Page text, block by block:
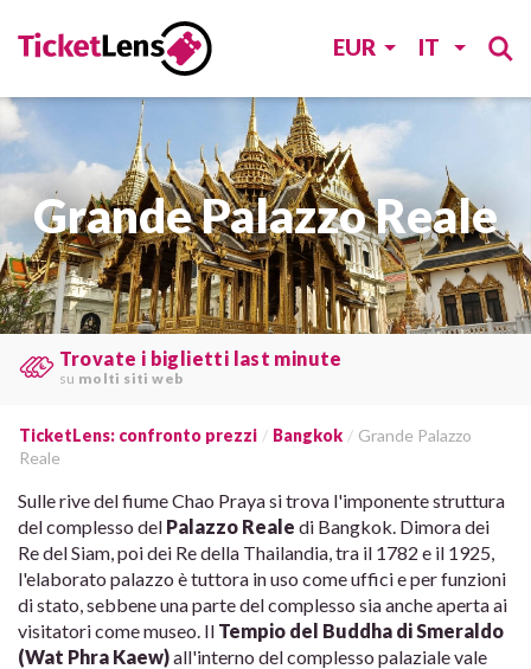
EUR IT
Grande Palazzo Reale
Confrontate i prezzi
e risparmiatetempo e denaro
TicketLens: confronto prezzi Bangkok
Grande Palazzo
Reale
Sulle rive del fiume Chao Praya si trova l'imponente struttura
del complesso del Palazzo Reale di Bangkok. Dimora dei
Re del Siam, poi dei Re della Thailandia, tra il 1782 e il 1925,
l'elaborato palazzo è tuttora in uso come uffici e per funzioni
di stato, sebbene una parte del complesso sia anche aperta ai
visitatori come museo. Il Tempio del Buddha di Smeraldo
(Wat Phra Kaew)all'interno del complesso palaziale vale